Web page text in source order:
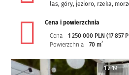
las, góry, jezioro, rzeka,
Cena i powierzchnia
Cena
1 250 000 PLN (17 857
Powierzchnia
70 m2
1 z 19